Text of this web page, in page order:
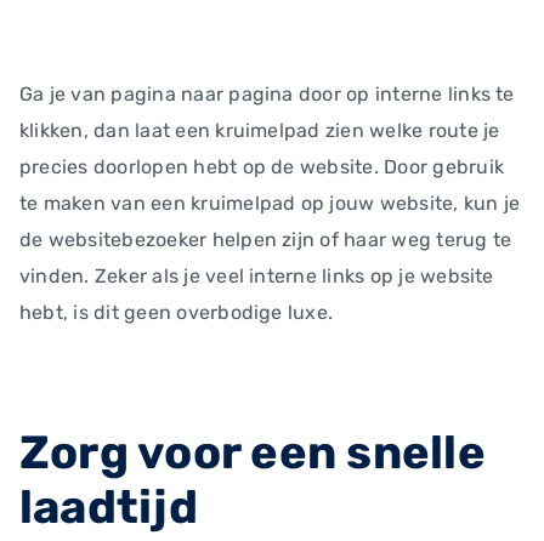
Ga je van pagina naar pagina door op interne links te
klikken, dan laat een kruimelpad zien welke route je
precies doorlopen hebt op de website. Door gebruik
te maken van een kruimelpad op jouw website, kun je
de websitebezoeker helpen zijn of haar weg terug te
vinden. Zeker als je veel interne links op je website
hebt, is dit geen overbodige luxe.
Zorg voor een snelle
laadtijd